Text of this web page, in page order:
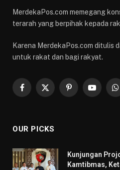
MerdekaPos.com memegang
terarah yang berpihak kepada
Karena MerdekaPos.com ditulis
untuk rakat dan bagi rakyat.
Facebook
X
PinterestYouTube
OUR PICKS
Kunjungan
Kamtibmas,